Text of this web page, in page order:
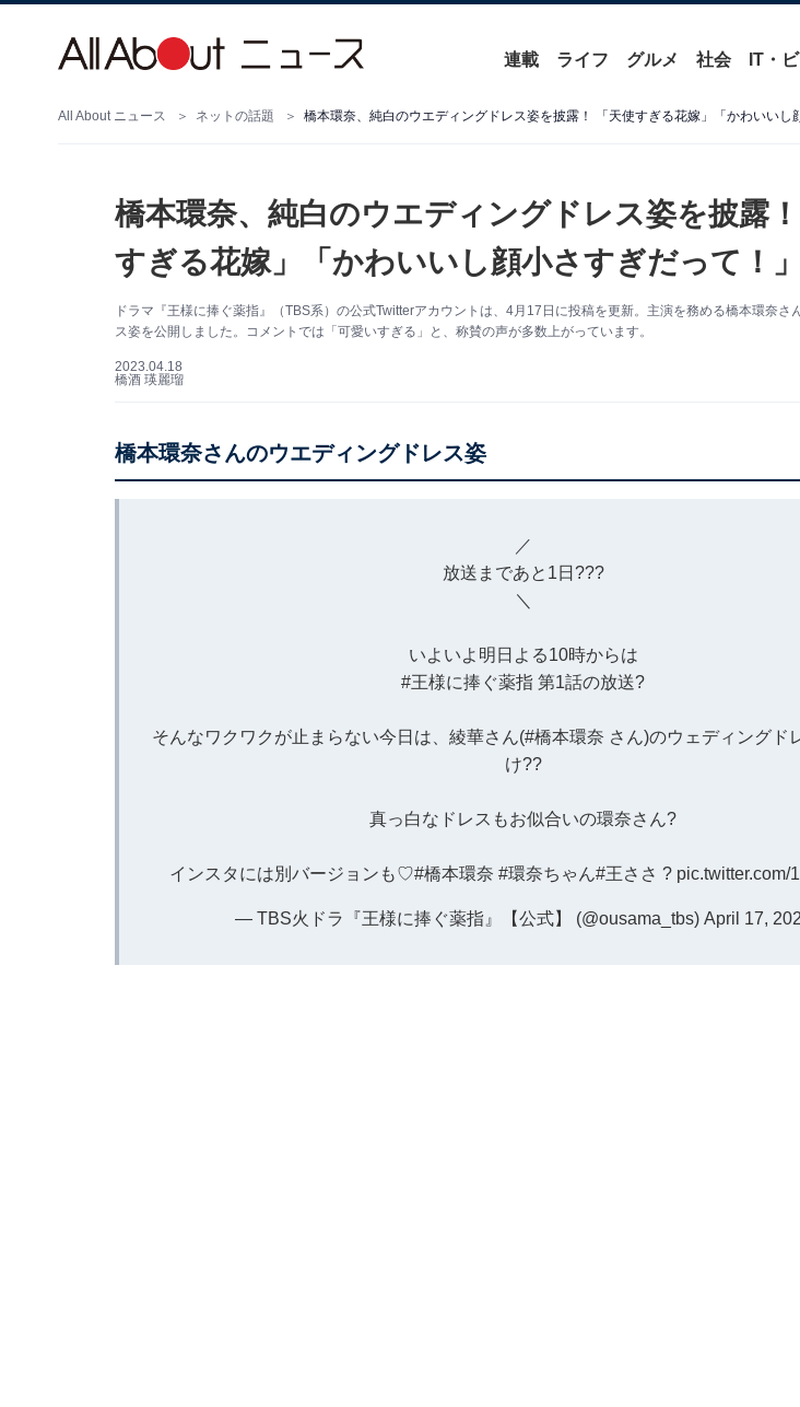
連載 ライフ グルメ 社会 IT・
All About ニュース ネットの話題 橋本環奈、純白のウエディングドレス姿を披露！ 「天使すぎる花嫁」「かわいいし
橋本環奈、純白のウエディングドレス姿を披露
すぎる花嫁」「かわいいし顔小さすぎだって！」
ドラマ『王様に捧ぐ薬指』（TBS系）の公式Twitterアカウントは、4月17日に投稿を更新。主演を務める橋本環奈さ
ス姿を公開しました。コメントでは「可愛いすぎる」と、称賛の声が多数上がっています。
2023.04.18
橋酒 瑛麗瑠
橋本環奈さんのウエディングドレス姿
／
放送まであと1日???
＼
いよいよ明日よる10時からは
#王様に捧ぐ薬指 第1話の放送?
そんなワクワクが止まらない今日は、綾華さん(#橋本環奈 さん)のウェディングド
け??
真っ白なドレスもお似合いの環奈さん?
インスタには別バージョンも♡#橋本環奈 #環奈ちゃん#王ささ ? pic.twitter.com/
— TBS火ドラ『王様に捧ぐ薬指』【公式】 (@ousama_tbs) April 17,